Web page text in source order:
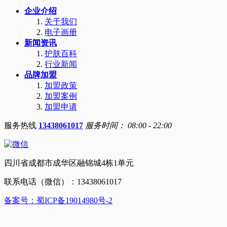
企业介绍
关于我们
电子画册
新闻资讯
护肤百科
行业新闻
品牌加盟
加盟政策
加盟案例
加盟申请
服务热线 13438061017 服务时间： 08:00 - 22:00
四川省成都市成华区融锦城4栋1单元
联系电话（微信）：13438061017
备案号：蜀ICP备19014980号-2